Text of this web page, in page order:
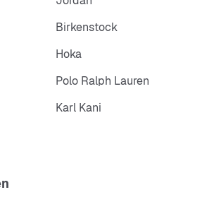
Birkenstock
Hoka
Polo Ralph Lauren
Karl Kani